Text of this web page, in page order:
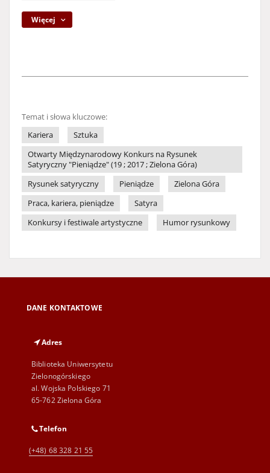
Więcej
Temat i słowa kluczowe:
Kariera
Sztuka
Otwarty Międzynarodowy Konkurs na Rysunek
Satyryczny "Pieniądze" (19 ; 2017 ; Zielona Góra)
Rysunek satyryczny
Pieniądze
Zielona Góra
Praca, kariera, pieniądze
Satyra
Konkursy i festiwale artystyczne
Humor rysunkowy
DANE KONTAKTOWE
Adres
Biblioteka Uniwersytetu
Zielonogórskiego
al. Wojska Polskiego 71
65-762 Zielona Góra
Telefon
(+48) 68 328 21 55